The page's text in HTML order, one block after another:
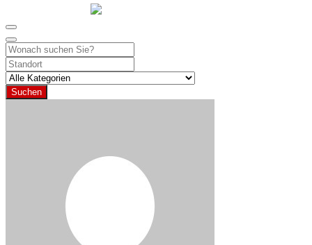
GEMEINSAM SCHAFFEN WIR DAS
Suchen